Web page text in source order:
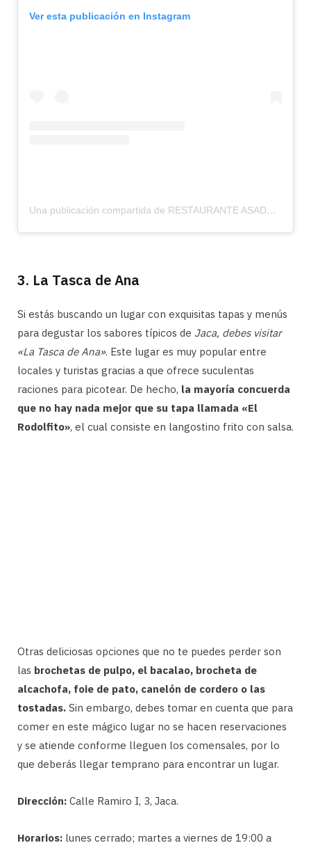
Ver esta publicación en Instagram
Una publicación compartida de RESTAURANTE ASADOR BIARRITZ (@restaurantebiarritz_)
3. La Tasca de Ana
Si estás buscando un lugar con exquisitas tapas y menús
para degustar los sabores típicos de Jaca, debes visitar
«La Tasca de Ana». Este lugar es muy popular entre
locales y turistas gracias a que ofrece suculentas
raciones para picotear. De hecho, la mayoría concuerda
que no hay nada mejor que su tapa llamada «El
Rodolfito», el cual consiste en langostino frito con salsa.
Otras deliciosas opciones que no te puedes perder son
las brochetas de pulpo, el bacalao, brocheta de
alcachofa, foie de pato, canelón de cordero o las
tostadas. Sin embargo, debes tomar en cuenta que para
comer en este mágico lugar no se hacen reservaciones
y se atiende conforme lleguen los comensales, por lo
que deberás llegar temprano para encontrar un lugar.
Dirección: Calle Ramiro I, 3, Jaca.
Horarios: lunes cerrado; martes a viernes de 19:00 a